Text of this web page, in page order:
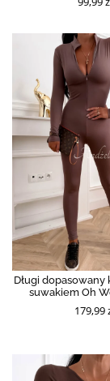
Długi dopasowany
suwakiem Oh
179,99